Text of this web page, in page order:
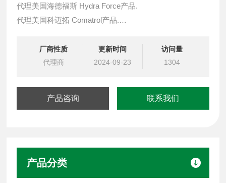
代理美国海德福斯 Hydra Force产品.
代理美国科迈拓 Comatrol产品.
提供油路系统设计,油路块设计,阀块设计与选型
液压油缸，经销力士乐、派克、中国台湾北部等液压元件
厂商性质
代理商
更新时间
2024-09-23
访问量
1304
产品咨询 联系我们
产品分类